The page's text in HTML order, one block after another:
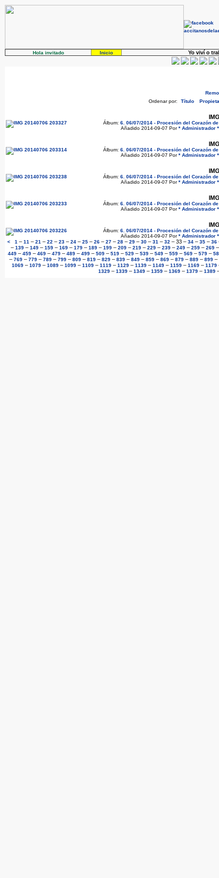
Hola invitado Inicio Yo viví o
Ordenar por:
Título
Álbum: 6. 06/07/2014 - Procesión del Corazón
Añadido 2014-09-07 Por* Administrador *
Álbum: 6. 06/07/2014 - Procesión del Corazón
Añadido 2014-09-07 Por* Administrador *
Álbum: 6. 06/07/2014 - Procesión del Corazón
Añadido 2014-09-07 Por* Administrador *
Álbum: 6. 06/07/2014 - Procesión del Corazón
Añadido 2014-09-07 Por* Administrador *
Álbum: 6. 06/07/2014 - Procesión del Corazón
Añadido 2014-09-07 Por* Administrador *
<
1 – 11 – 21 – 22 – 23– 24– 25– 26– 27– 28– 29– 30– 31 – 32 – 33– 34– 35– 36
– 139 – 149 – 159 – 169 – 179 – 189 – 199 – 209 – 219 – 229 – 239 – 249 – 259 – 269
449 – 459 – 469 – 479 – 489 – 499 – 509 – 519 – 529 – 539 – 549 – 559 – 569 – 579 –
– 769 – 779 – 789 – 799 – 809 – 819 – 829 – 839 – 849 – 859 – 869 – 879 – 889 – 899 –
1069– 1079– 1089– 1099– 1109– 1119– 1129– 1139– 1149– 1159– 1169– 1179
1329– 1339– 1349– 1359– 1369– 1379– 1389